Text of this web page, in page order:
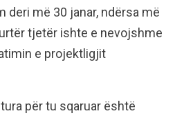
deri më 30 janar, ndërsa më
tjetër ishte e nevojshme
e projektligjit
për tu sqaruar është